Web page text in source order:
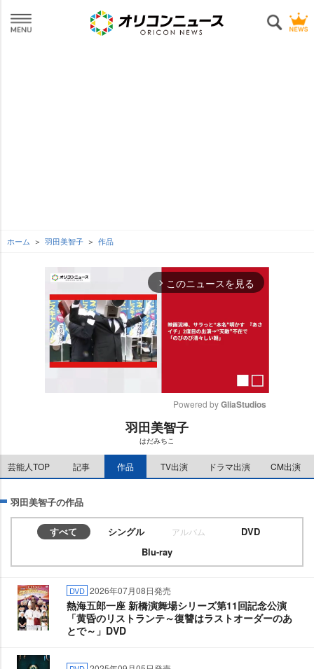
ホーム 羽田美智子 作品
arrow_forward_ios このニュースを見る
e
Powered by GliaStudios
羽田美智子
はだみちこ
芸能人TOP 記事 作品 TV出演 ドラマ出演 CM出演
羽田美智子の作品
すべて シングル アルバム
DVD
Blu-ray
DVD 2026年07月08日発売
熱海五郎一座 新橋演舞場シリーズ第11回記念公演
「黄昏のリストランテ～復讐はラストオーダーのあ
とで～」DVD